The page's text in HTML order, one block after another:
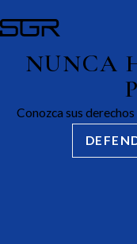
NUNCA
Conozca sus